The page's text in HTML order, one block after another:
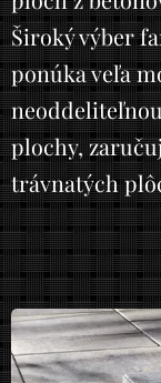
Široký výber
ponúka veľa
plochy,
trávnatých